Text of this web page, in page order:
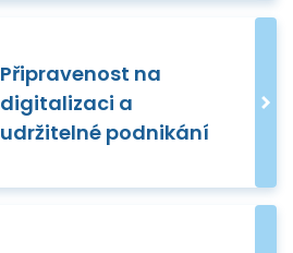
Připravenost na
digitalizaci a
udržitelné podnikání